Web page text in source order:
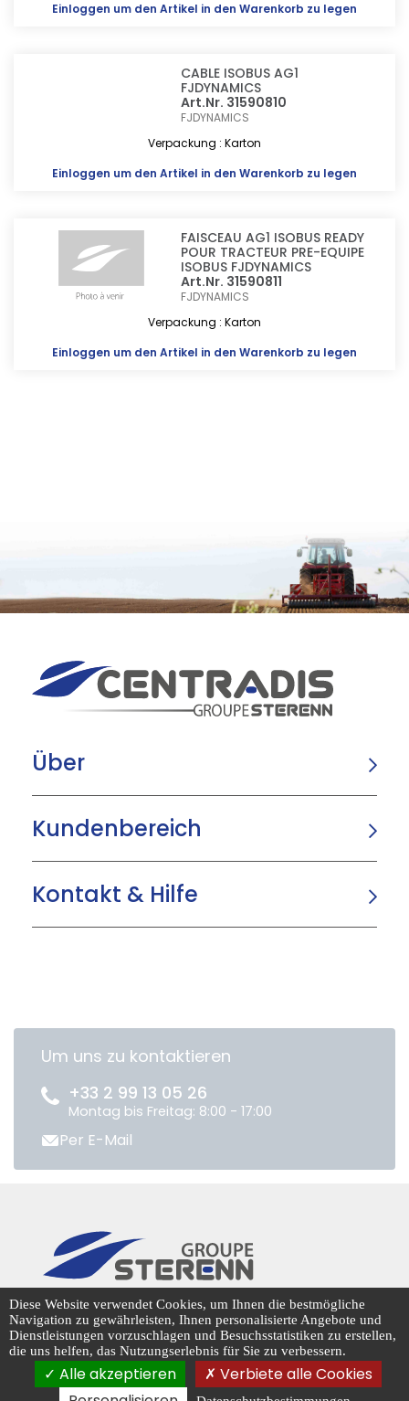
Einloggen um den Artikel in den Warenkorb zu legen
CABLE ISOBUS AG1
FJDYNAMICS
Art.Nr. 31590810
FJDYNAMICS
Verpackung : Karton
Einloggen um den Artikel in den Warenkorb zu legen
FAISCEAU AG1 ISOBUS READY
POUR TRACTEUR PRE-EQUIPE
ISOBUS FJDYNAMICS
Art.Nr. 31590811
FJDYNAMICS
Verpackung : Karton
Einloggen um den Artikel in den Warenkorb zu legen
Über
Kundenbereich
Kontakt & Hilfe
Um uns zu kontaktieren
+33 2 99 13 05 26
Montag bis Freitag: 8:00 - 17:00
Per E-Mail
CENTRADIS © 2026
Cookie-Management
Diese Website verwendet Cookies, um Ihnen die bestmögliche
Navigation zu gewährleisten, Ihnen personalisierte Angebote und
Dienstleistungen vorzuschlagen und Besuchsstatistiken zu erstellen,
die uns helfen, das Nutzungserlebnis für Sie zu verbessern.
Alle akzeptieren
Verbiete alle Cookies